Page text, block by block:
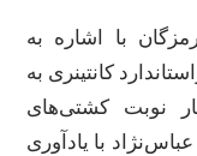
با اشاره به
کانتینری به
نوبت کشتی‌های
با یادآوری